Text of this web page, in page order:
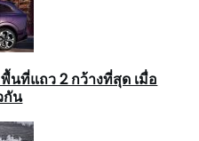
นที่แถว 2 กว้างที่สุด เมื่อ
กัน